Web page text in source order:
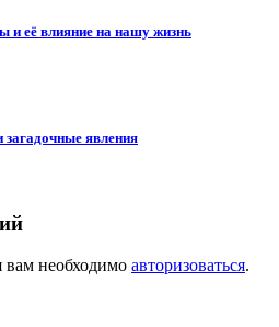
и её влияние на нашу жизнь
явления
вам необходимо авторизоваться.